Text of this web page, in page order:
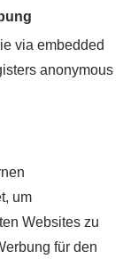
via embedded
anonymous
um
Websites zu
für den